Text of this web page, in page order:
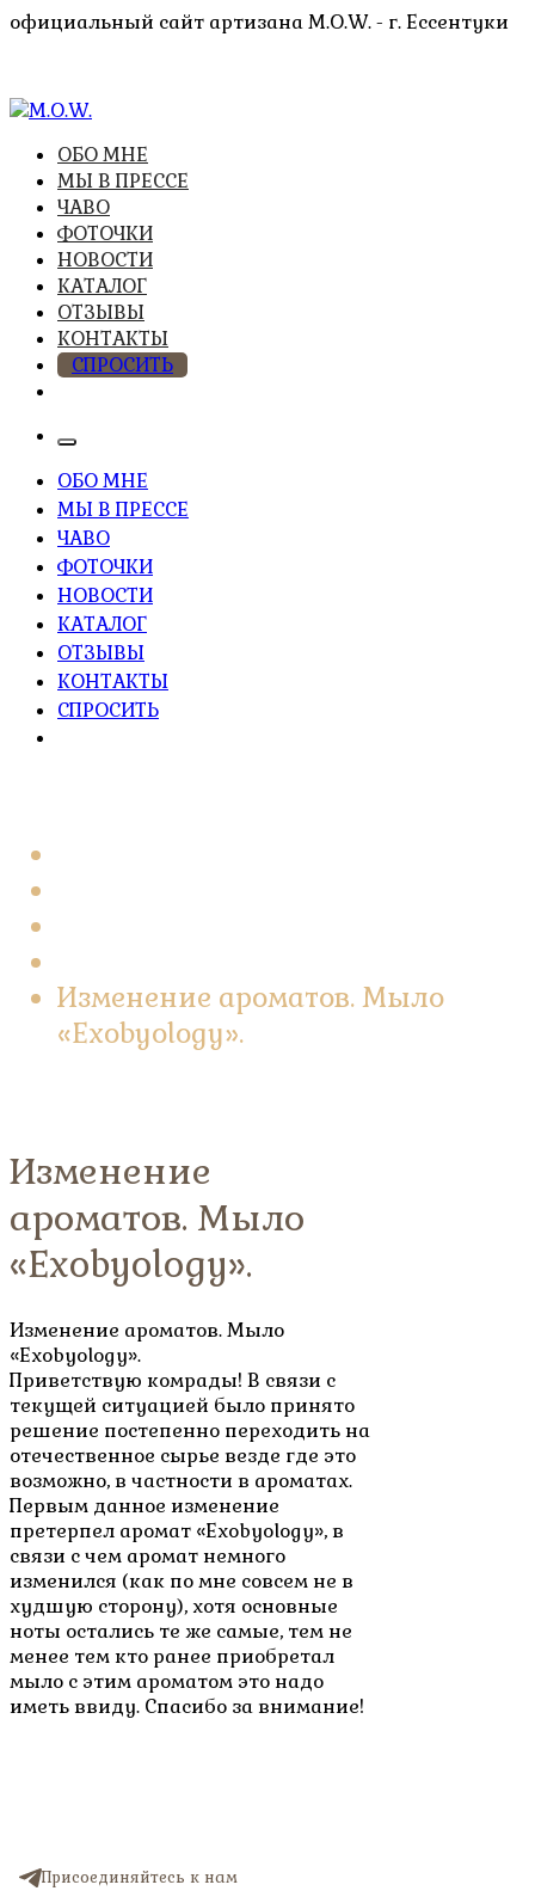
Перейти
официальный сайт артизана M.O.W. - г. Ессентуки
M.O.W.
высочайшее качество из натуральных компонентов
ОБО МНЕ
МЫ В ПРЕССЕ
ЧАВО
ФОТОЧКИ
НОВОСТИ
КАТАЛОГ
ОТЗЫВЫ
КОНТАКТЫ
СПРОСИТЬ
ОБО МНЕ
МЫ В ПРЕССЕ
ЧАВО
ФОТОЧКИ
НОВОСТИ
КАТАЛОГ
ОТЗЫВЫ
КОНТАКТЫ
СПРОСИТЬ
Изменение ароматов. Мыло
«Exobyology».
Изменение
ароматов. Мыло
«Exobyology».
Изменение ароматов. Мыло
«Exobyology».
Приветствую комрады! В связи с
текущей ситуацией было принято
решение постепенно переходить на
отечественное сырье везде где это
возможно, в частности в ароматах.
Первым данное изменение
претерпел аромат «Exobyology», в
связи с чем аромат немного
изменился (как по мне совсем не в
худшую сторону), хотя основные
ноты остались те же самые, тем не
менее тем кто ранее приобретал
мыло с этим ароматом это надо
иметь ввиду. Спасибо за внимание!
Присоединяйтесь к нам